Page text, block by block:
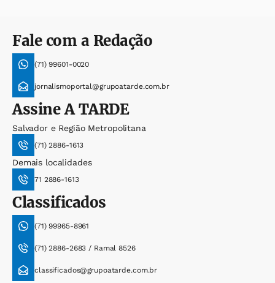
Fale com a Redação
(71) 99601-0020
jornalismoportal@grupoatarde.com.br
AssineA TARDE
Salvador e Região Metropolitana
(71) 2886-1613
Demais localidades
71 2886-1613
Classificados
(71) 99965-8961
(71) 2886-2683 / Ramal 8526
classificados@grupoatarde.com.br